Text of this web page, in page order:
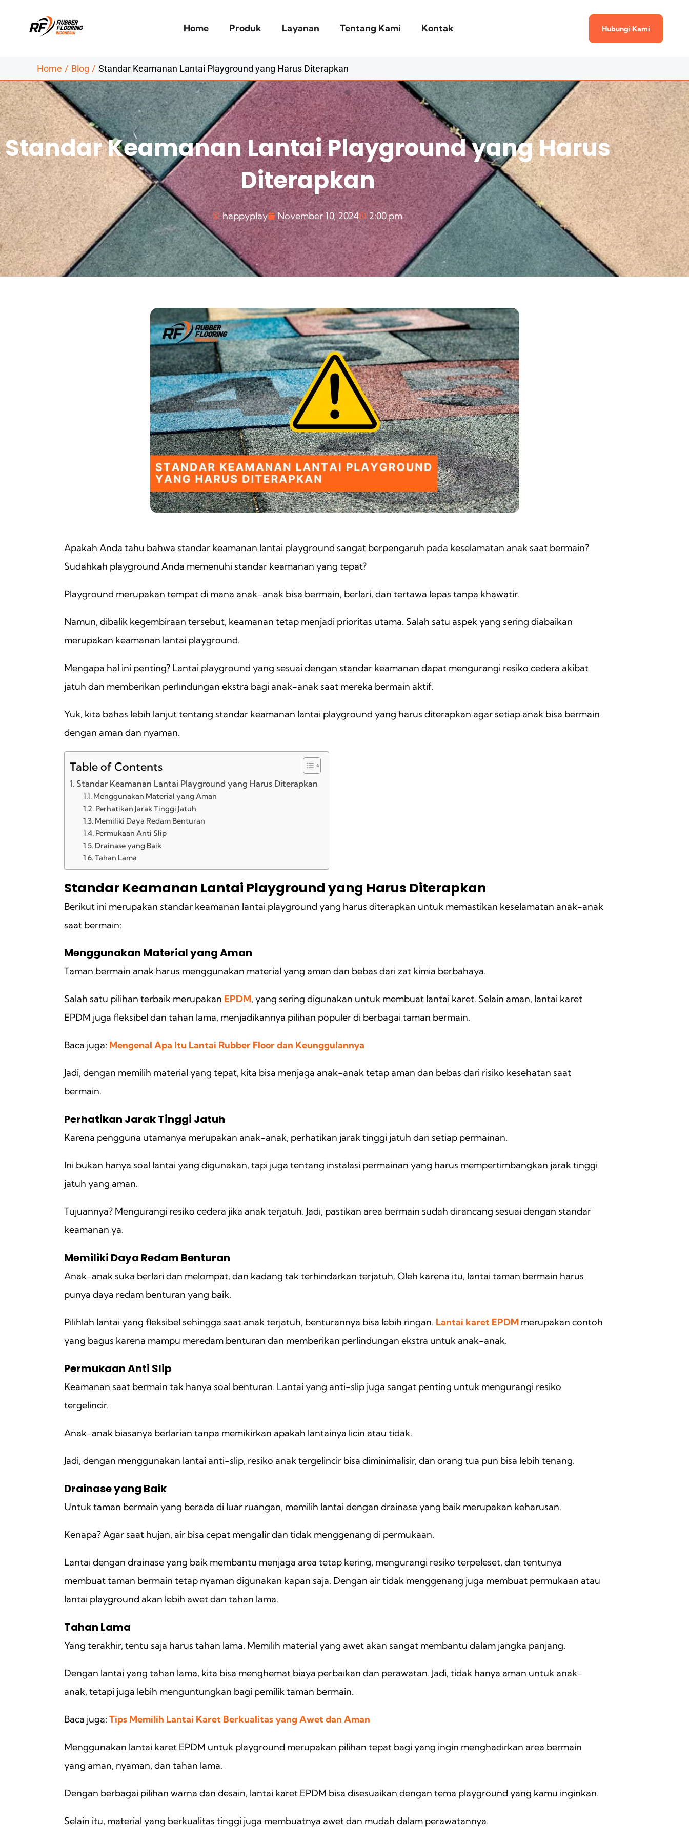
Home Produk Layanan Tentang Kami Kontak Hubungi Kami
Home Blog Standar Keamanan Lantai Playground yang Harus Diterapkan
Standar Keamanan Lantai Playground yang Harus
Diterapkan
happyplay November 10, 2024 2:00 pm
Apakah Anda tahu bahwa standar keamanan lantai playground sangat berpengaruh pada keselamatan anak saat bermain?
Sudahkah playground Anda memenuhi standar keamanan yang tepat?
Playground merupakan tempat di mana anak-anak bisa bermain, berlari, dan tertawa lepas tanpa khawatir.
Namun, dibalik kegembiraan tersebut, keamanan tetap menjadi prioritas utama. Salah satu aspek yang sering diabaikan
merupakan keamanan lantai playground.
Mengapa hal ini penting? Lantai playground yang sesuai dengan standar keamanan dapat mengurangi resiko cedera akibat
jatuh dan memberikan perlindungan ekstra bagi anak-anak saat mereka bermain aktif.
Yuk, kita bahas lebih lanjut tentang standar keamanan lantai playground yang harus diterapkan agar setiap anak bisa bermain
dengan aman dan nyaman.
Table of Contents
Standar Keamanan Lantai Playground yang Harus Diterapkan
Menggunakan Material yang Aman
Perhatikan Jarak Tinggi Jatuh
Memiliki Daya Redam Benturan
Permukaan Anti Slip
Drainase yang Baik
Tahan Lama
Standar Keamanan Lantai Playground yang Harus Diterapkan
Berikut ini merupakan standar keamanan lantai playground yang harus diterapkan untuk memastikan keselamatan anak-anak
saat bermain:
Menggunakan Material yang Aman
Taman bermain anak harus menggunakan material yang aman dan bebas dari zat kimia berbahaya.
Salah satu pilihan terbaik merupakan EPDM, yang sering digunakan untuk membuat lantai karet. Selain aman, lantai karet
EPDM juga fleksibel dan tahan lama, menjadikannya pilihan populer di berbagai taman bermain.
Baca juga: Mengenal Apa Itu Lantai Rubber Floor dan Keunggulannya
Jadi, dengan memilih material yang tepat, kita bisa menjaga anak-anak tetap aman dan bebas dari risiko kesehatan saat
bermain.
Perhatikan Jarak Tinggi Jatuh
Karena pengguna utamanya merupakan anak-anak, perhatikan jarak tinggi jatuh dari setiap permainan.
Ini bukan hanya soal lantai yang digunakan, tapi juga tentang instalasi permainan yang harus mempertimbangkan jarak tinggi
jatuh yang aman.
Tujuannya? Mengurangi resiko cedera jika anak terjatuh. Jadi, pastikan area bermain sudah dirancang sesuai dengan standar
keamanan ya.
Memiliki Daya Redam Benturan
Anak-anak suka berlari dan melompat, dan kadang tak terhindarkan terjatuh. Oleh karena itu, lantai taman bermain harus
punya daya redam benturan yang baik.
Pilihlah lantai yang fleksibel sehingga saat anak terjatuh, benturannya bisa lebih ringan. Lantai karet EPDM merupakan contoh
yang bagus karena mampu meredam benturan dan memberikan perlindungan ekstra untuk anak-anak.
Permukaan Anti Slip
Keamanan saat bermain tak hanya soal benturan. Lantai yang anti-slip juga sangat penting untuk mengurangi resiko
tergelincir.
Anak-anak biasanya berlarian tanpa memikirkan apakah lantainya licin atau tidak.
Jadi, dengan menggunakan lantai anti-slip, resiko anak tergelincir bisa diminimalisir, dan orang tua pun bisa lebih tenang.
Drainase yang Baik
Untuk taman bermain yang berada di luar ruangan, memilih lantai dengan drainase yang baik merupakan keharusan.
Kenapa? Agar saat hujan, air bisa cepat mengalir dan tidak menggenang di permukaan.
Lantai dengan drainase yang baik membantu menjaga area tetap kering, mengurangi resiko terpeleset, dan tentunya
membuat taman bermain tetap nyaman digunakan kapan saja. Dengan air tidak menggenang juga membuat permukaan atau
lantai playground akan lebih awet dan tahan lama.
Tahan Lama
Yang terakhir, tentu saja harus tahan lama. Memilih material yang awet akan sangat membantu dalam jangka panjang.
Dengan lantai yang tahan lama, kita bisa menghemat biaya perbaikan dan perawatan. Jadi, tidak hanya aman untuk anak-
anak, tetapi juga lebih menguntungkan bagi pemilik taman bermain.
Baca juga: Tips Memilih Lantai Karet Berkualitas yang Awet dan Aman
Menggunakan lantai karet EPDM untuk playground merupakan pilihan tepat bagi yang ingin menghadirkan area bermain
yang aman, nyaman, dan tahan lama.
Dengan berbagai pilihan warna dan desain, lantai karet EPDM bisa disesuaikan dengan tema playground yang kamu inginkan.
Selain itu, material yang berkualitas tinggi juga membuatnya awet dan mudah dalam perawatannya.